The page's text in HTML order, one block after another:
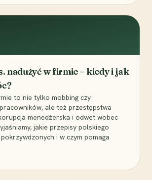
nadużyć w firmie – kiedy i jak
to nie tylko mobbing czy
ale też przestępstwa
menedżerska i odwet wobec
jakie przepisy polskiego
i w czym pomaga